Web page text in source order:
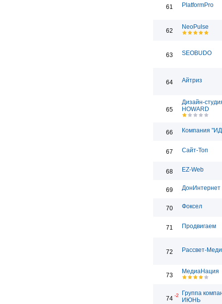
61 PlatformPro
62
NeoPulse
63 SEOBUDO
64 Айтриз
65
Дизайн-
HOWARD
66 Компания
67 Сайт-Топ
68 EZ-Web
69 ДонИнтернет
70 Фоксел
71 Продвигаем
72 Рассвет-
73
МедиаНация
74 -2
Группа
ИЮНЬ